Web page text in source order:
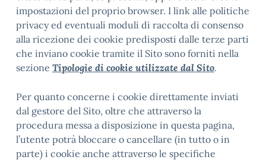
impostazioni del proprio browser. I link alle politiche
privacy ed eventuali moduli di raccolta di consenso
alla ricezione dei cookie predisposti dalle terze parti
che inviano cookie tramite il Sito sono forniti nella
sezione Tipologie di cookie utilizzate dal Sito.
Per quanto concerne i cookie direttamente inviati
dal gestore del Sito, oltre che attraverso la
procedura messa a disposizione in questa pagina,
l’utente potrà bloccare o cancellare (in tutto o in
parte) i cookie anche attraverso le specifiche